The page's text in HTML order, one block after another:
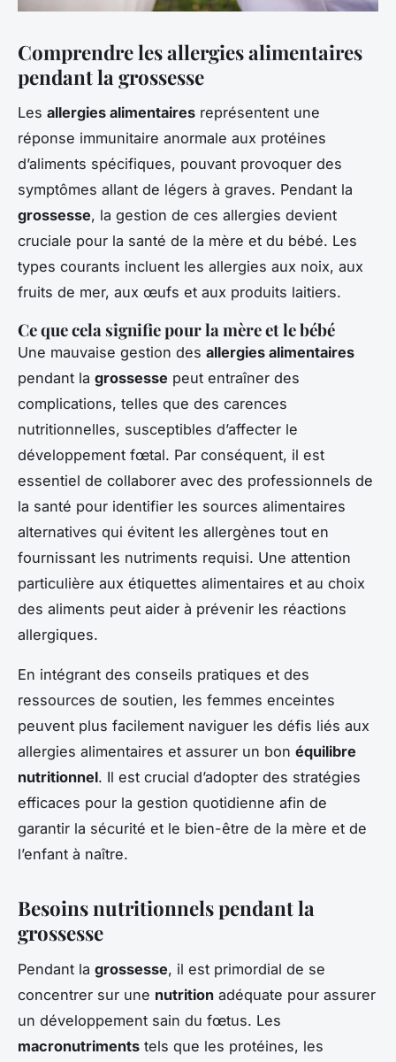
Comprendre les allergies alimentaires
pendant la grossesse
Les allergies alimentaires représentent une
réponse immunitaire anormale aux protéines
d’aliments spécifiques, pouvant provoquer des
symptômes allant de légers à graves. Pendant la
grossesse, la gestion de ces allergies devient
cruciale pour la santé de la mère et du bébé. Les
types courants incluent les allergies aux noix, aux
fruits de mer, aux œufs et aux produits laitiers.
Ce que cela signifie pour la mère et le bébé
Une mauvaise gestion des allergies alimentaires
pendant la grossesse peut entraîner des
complications, telles que des carences
nutritionnelles, susceptibles d’affecter le
développement fœtal. Par conséquent, il est
essentiel de collaborer avec des professionnels de
la santé pour identifier les sources alimentaires
alternatives qui évitent les allergènes tout en
fournissant les nutriments requisi. Une attention
particulière aux étiquettes alimentaires et au choix
des aliments peut aider à prévenir les réactions
allergiques.
En intégrant des conseils pratiques et des
ressources de soutien, les femmes enceintes
peuvent plus facilement naviguer les défis liés aux
allergies alimentaires et assurer un bon équilibre
nutritionnel. Il est crucial d’adopter des stratégies
efficaces pour la gestion quotidienne afin de
garantir la sécurité et le bien-être de la mère et de
l’enfant à naître.
Besoins nutritionnels pendant la
grossesse
Pendant la grossesse, il est primordial de se
concentrer sur une nutrition adéquate pour assurer
un développement sain du fœtus. Les
macronutriments tels que les protéines, les